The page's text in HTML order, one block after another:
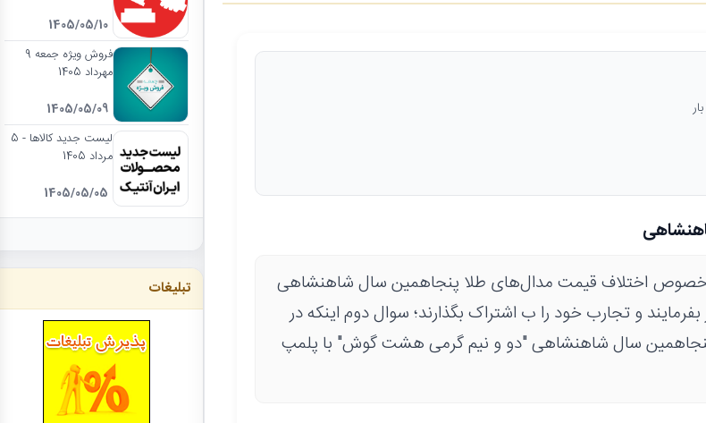
خصوص اختلاف قیمت مدال‌های طلا پنجاهمین سال شاهنشاهی
و ۱۳۵۵ اظهار نظر بفرمایند و تجارب خود را ب اشتراک بگذارند؛ سوال دوم اینکه در
سال شاهنشاهی "دو و نیم گرمی هشت گوش" با پلمپ
1405/05/10
فروش ویژه جمعه 9
مهرداد 1405
1405/05/09
لیست جدید کالاها - 5
مرداد 1405
1405/05/05
تبلیغات